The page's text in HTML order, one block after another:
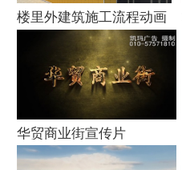
楼里外建筑施工流程动画
华贸商业街宣传片